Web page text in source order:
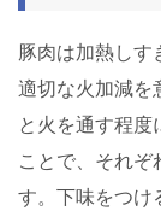
豚肉は加熱しす
適切な火加減を
と火を通す程度
ことで、それぞ
す。下味をつけ